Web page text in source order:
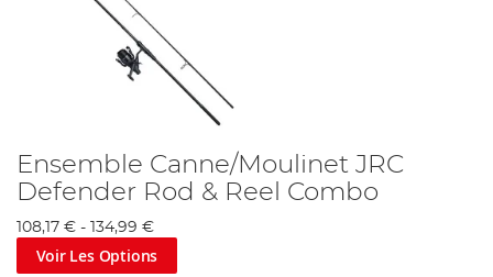
Ensemble Canne/Moulinet JRC
Defender Rod & Reel Combo
108,17 € - 134,99 €
Voir Les Options